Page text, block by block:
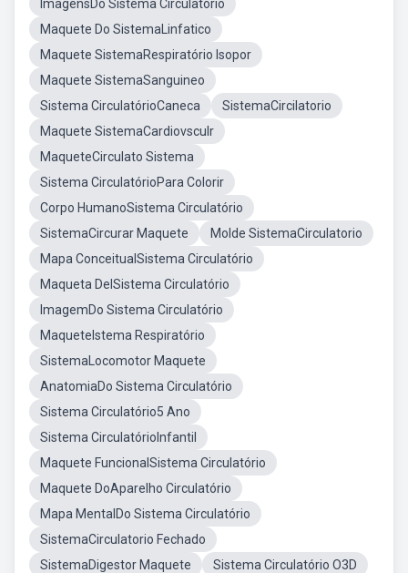
ImagensDo Sistema Circulatório
Maquete Do SistemaLinfatico
Maquete SistemaRespiratório Isopor
Maquete SistemaSanguineo
Sistema CirculatórioCaneca
SistemaCircilatorio
Maquete SistemaCardiovsculr
MaqueteCirculato Sistema
Sistema CirculatórioPara Colorir
Corpo HumanoSistema Circulatório
SistemaCircurar Maquete
Molde SistemaCirculatorio
Mapa ConceitualSistema Circulatório
Maqueta DelSistema Circulatório
ImagemDo Sistema Circulatório
MaqueteIstema Respiratório
SistemaLocomotor Maquete
AnatomiaDo Sistema Circulatório
Sistema Circulatório5 Ano
Sistema CirculatórioInfantil
Maquete FuncionalSistema Circulatório
Maquete DoAparelho Circulatório
Mapa MentalDo Sistema Circulatório
SistemaCirculatorio Fechado
SistemaDigestor Maquete
Sistema Circulatório O3D